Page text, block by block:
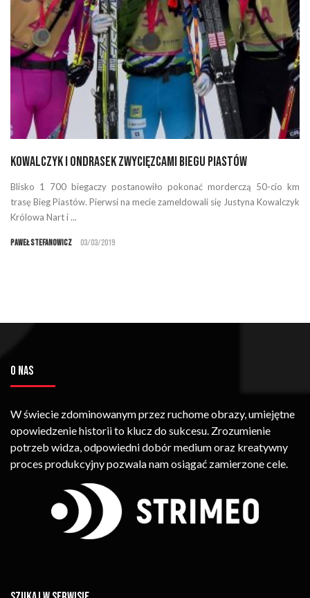
Kowalczyk i Ondrasek zwycięzcami Biegu Piastów
Blisko 1 700 biegaczy postanowiło pokonać morderczą 50-cio km
trasę Bieg Piastów. Pierwsi na mecie zameldowali się Justyna Kowalczyk
Królowa Nart i ...
Paweł Stefanowicz 03/03/2019
O NAS
W świecie zdominowanym przez ruchome obrazy, umiejętne
opowiedzenie historii to klucz do sukcesu. Zrozumienie
potrzeb widza, odpowiedni dobór medium oraz kreatywny
proces produkcyjny pozwala nam osiągać zamierzone cele.